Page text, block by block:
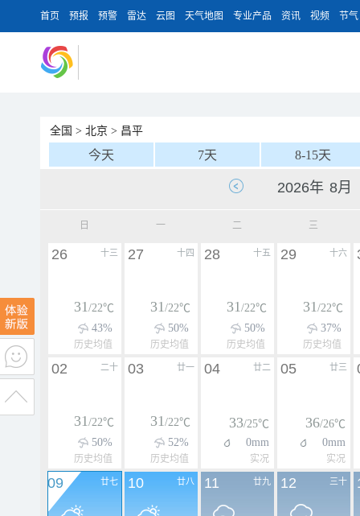
首页 预报 预警 雷达 云图 天气地图 专业产品 资讯 视频 节气
全国 > 北京 > 昌平
今天 7天 8-15天
日 一 二 三
十三
26
31/22℃
43%
历史均值
十四
27
31/22℃
50%
历史均值
十五
28
31/22℃
50%
历史均值
十六
29
31/22℃
37%
历史均值
二十
02
31/22℃
50%
历史均值
廿一
03
31/22℃
52%
历史均值
廿二
04
33/25℃
0mm
实况
廿三
05
36/26℃
0mm
实况
廿七
09 廿八
10 廿九
11 三十
12